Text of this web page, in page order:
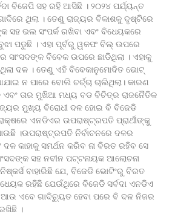
ବିଜେପି ସହ ରହି ଆସିଛି । ୨୦୨୪ ପର୍ଯ୍ୟନ୍ତ
ଥିଲା । ତେଣୁ ରାଜ୍ୟର ବିକାଶକୁ ଦୃଷ୍ଟିରେ
ସହ ଭଲ ସଂପର୍କ ରଖିବା ଏବଂ ବିଧେୟକରେ
ପଡୁଛି । ଏହା ପୂର୍ବରୁ ୱକଫ ବିଲ୍ ଉପରେ
ସାଂସଦଙ୍କ ବିବେକ ଉପରେ ଛାଡିଥିଲା । ଏହାକୁ
ଦଳ । ତେଣୁ ଏହି ବିବେକାନୁମୋଦିତ ଭୋଟ୍
ନ ପାରେ ବୋଲି ଚର୍ଚ୍ଚା ଚାଲିଥିଲା। କାରଣ
ତାର ମୁଖିଆ ମଧ୍ୟ ବଡ ବିଚିତ୍ର ରାଜନୈତିକ
ମୁଖ୍ୟ ବିରୋଧୀ ଦଳ ହୋଇ ବି ବିଜେଡି
ଏନଡିଏର ଉପରାଷ୍ଟ୍ରପତି ପ୍ରାର୍ଥୀଙ୍କୁ
।ଉପରାଷ୍ଟ୍ରପତି ନିର୍ବାଚନରେ ଦଳର
କାହାକୁ ସମର୍ଥନ କରିବ ନା ବିରତ ରହିବ ସେ
ସହ ନବୀନ ପଟ୍ଟନାୟକ ଆଲୋଚନା
ବାହାରିଛି ଯେ, ବିଜେଡି ଭୋଟିଂରୁ ବିରତ
ରହିଛି ଯେଉଁଥିରେ ବିଜେଡି ସର୍ବଦା ଏନଡିଏ
ଆଉ ଏବେ ଗାଦିଚ୍ୟୁତ ହେବା ପରେ ବି ଦଳ ନିଜର
।